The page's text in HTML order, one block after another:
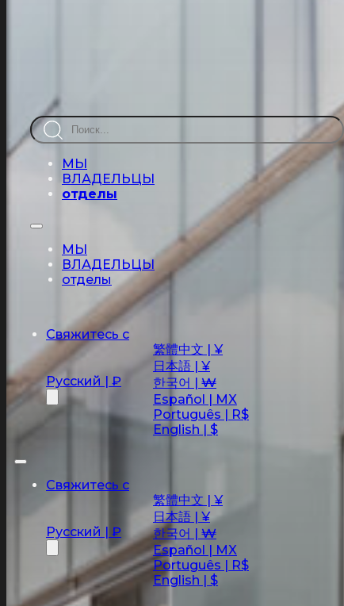
Поиск
МЫ
ВЛАДЕЛЬЦЫ
отделы
МЫ
ВЛАДЕЛЬЦЫ
отделы
Свяжитесь с
Русский | ₽
繁體中文 | ¥
日本語 | ¥
한국어 | ₩
Español | MX
Português | R$
English | $
Свяжитесь с
Русский | ₽
繁體中文 | ¥
日本語 | ¥
한국어 | ₩
Español | MX
Português | R$
English | $